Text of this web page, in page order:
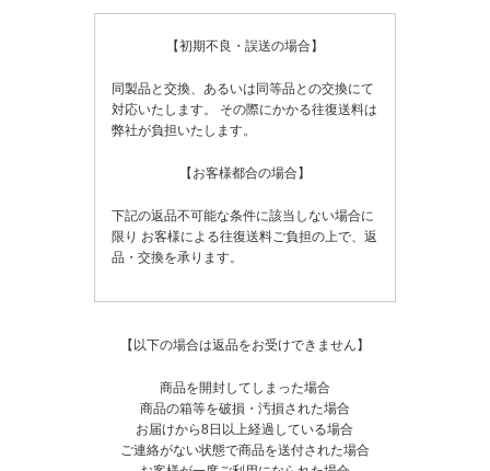
【初期不良・誤送の場合】
同製品と交換、あるいは同等品との交換にて
対応いたします。
その際にかかる往復送料は
弊社が負担いたします。
【お客様都合の場合】
下記の返品不可能な条件に該当しない場合に
限り お客様による往復送料ご負担の上で、返
品・交換を承ります。
【以下の場合は返品をお受けできません】
商品を開封してしまった場合
商品の箱等を破損・汚損された場合
お届けから8日以上経過している場合
ご連絡がない状態で商品を送付された場合